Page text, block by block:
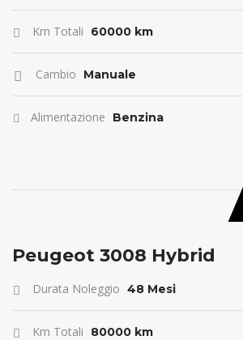
Km Totali 60000 km
Cambio Manuale
Alimentazione Benzina
ANTICIPO 0
Peugeot 3008 Hybrid
Durata Noleggio 48 Mesi
Km Totali 80000 km